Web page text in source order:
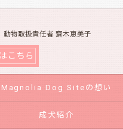
物取扱責任者 齋木恵美子
こちら
Magnolia Dog Siteの想い
成犬紹介